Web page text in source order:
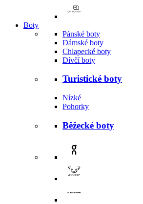
Boty
Pánské boty
Dámské boty
Chlapecké boty
Dívčí boty
Turistické boty
Nízké
Pohorky
Běžecké boty